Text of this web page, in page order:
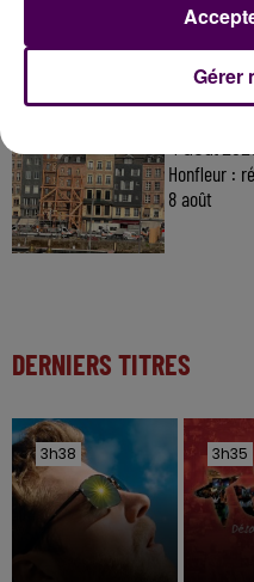
11 juillet
Inscrivez-
Kids !
4 août
Honfleur :
8 août
DERNIERS TITRES
3h38
3h38 3h35
3h35
Gérer